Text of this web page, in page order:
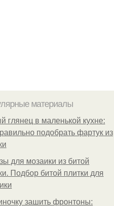
материалы
глянец в маленькой кухне:
подобрать фартук из
для мозаики из битой
Подбор битой плитки для
зашить фронтоны: